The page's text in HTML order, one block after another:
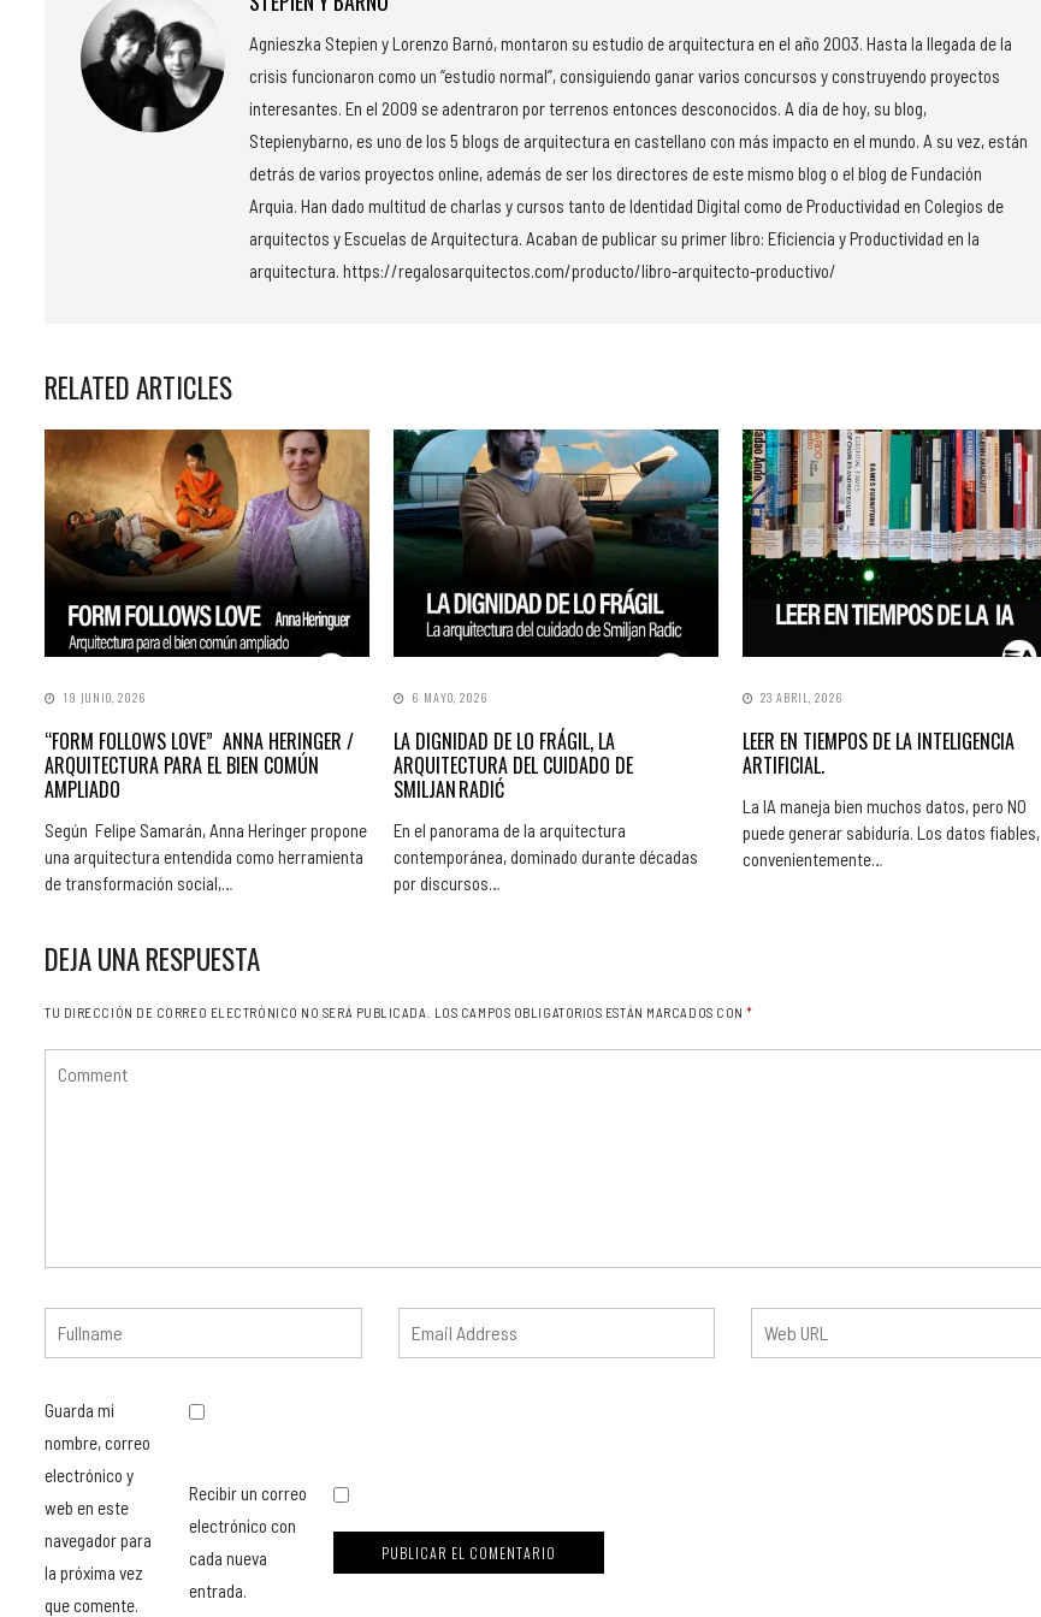
Agnieszka Stepien y Lorenzo Barnó, montaron su estudio de arquitectura en el año 2003. Hasta la llegada de la
crisis funcionaron como un “estudio normal”, consiguiendo ganar varios concursos y construyendo proyectos
interesantes. En el 2009 se adentraron por terrenos entonces desconocidos. A día de hoy, su blog,
Stepienybarno, es uno de los 5 blogs de arquitectura en castellano con más impacto en el mundo. A su vez, están
detrás de varios proyectos online, además de ser los directores de este mismo blog o el blog de Fundación
Arquia. Han dado multitud de charlas y cursos tanto de Identidad Digital como de Productividad en Colegios de
arquitectos y Escuelas de Arquitectura. Acaban de publicar su primer libro: Eficiencia y Productividad en la
arquitectura. https://regalosarquitectos.com/producto/libro-arquitecto-productivo/
RELATED ARTICLES
19 JUNIO, 2026
“FORM FOLLOWS LOVE” ANNA HERINGER /
ARQUITECTURA PARA EL BIEN COMÚN
AMPLIADO
Según Felipe Samarán, Anna Heringer propone
una arquitectura entendida como herramienta
de transformación social,…
6 MAYO, 2026
LA DIGNIDAD DE LO FRÁGIL, LA
ARQUITECTURA DEL CUIDADO DE
SMILJAN RADIĆ
En el panorama de la arquitectura
contemporánea, dominado durante décadas
por discursos…
23 ABRIL, 2026
LEER EN TIEMPOS DE LA INTELIGENCIA
ARTIFICIAL.
La IA maneja bien muchos datos, pero NO
puede generar sabiduría. Los datos fiables,
convenientemente…
DEJA UNA RESPUESTA
TU DIRECCIÓN DE CORREO ELECTRÓNICO NO SERÁ PUBLICADA. LOS CAMPOS OBLIGATORIOS ESTÁN MARCADOS CON*
Guarda mi
nombre, correo
electrónico y
web en este
navegador para
la próxima vez
que comente.
Recibir un correo
electrónico con
cada nueva
entrada.